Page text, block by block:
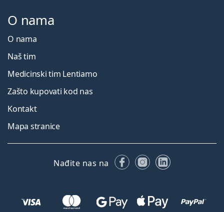
O nama
O nama
Naš tim
Medicinski tim Lentiamo
Zašto kupovati kod nas
Kontakt
Mapa stranice
Nađite nas na FacebookuInstagramu
LinkedIn